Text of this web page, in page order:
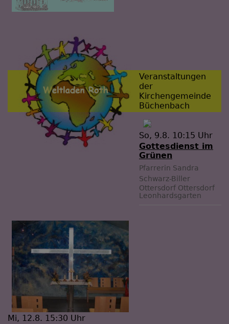
Veranstaltungen
der
Kirchengemeinde
Büchenbach
So, 9.8. 10:15 Uhr
Gottesdienst im
Grünen
Pfarrerin Sandra
Schwarz-Biller
Ottersdorf Ottersdorf
Leonhardsgarten
Mi, 12.8. 15:30 Uhr